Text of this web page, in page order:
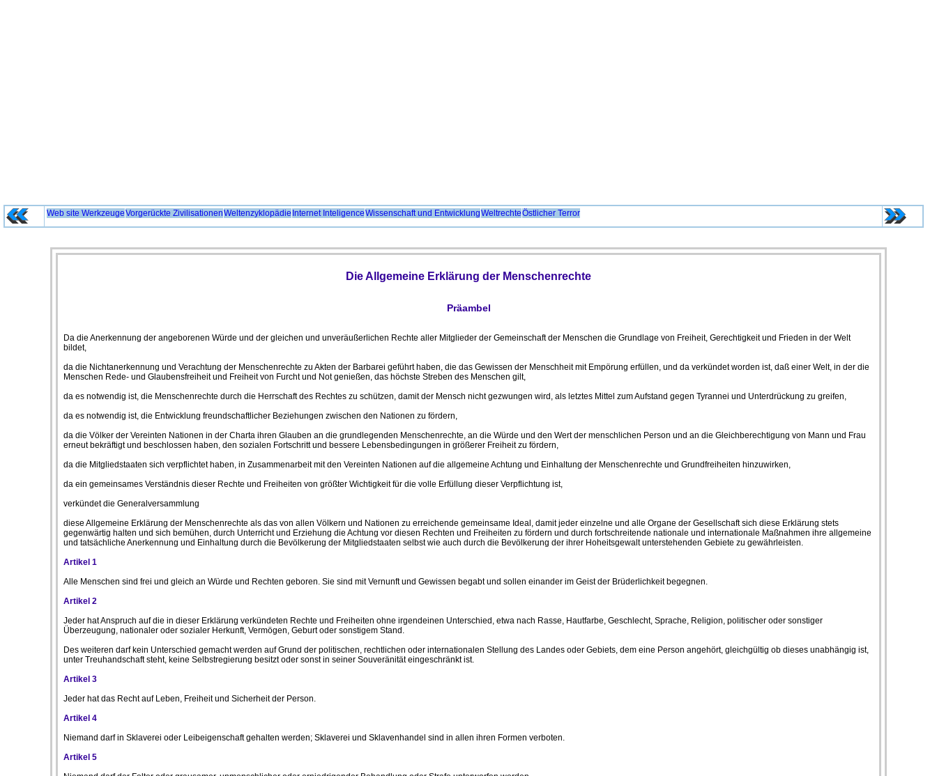
Web site WerkzeugeVorgerückte ZivilisationenWeltenzyklopädie Internet InteligenceWissenschaft und EntwicklungWeltrechteÖstlicher Terror
Die Allgemeine Erklärung der Menschenrechte
Präambel
Da die Anerkennung der angeborenen Würde und der gleichen und unveräußerlichen Rechte aller Mitglieder der Gemeinschaft der Menschen die Grundlage von Freiheit, Gerechtigkeit und Frieden in der Welt
bildet,
da die Nichtanerkennung und Verachtung der Menschenrechte zu Akten der Barbarei geführt haben, die das Gewissen der Menschheit mit Empörung erfüllen, und da verkündet worden ist, daß einer Welt, in der die
Menschen Rede- und Glaubensfreiheit und Freiheit von Furcht und Not genießen, das höchste Streben des Menschen gilt,
da es notwendig ist, die Menschenrechte durch die Herrschaft des Rechtes zu schützen, damit der Mensch nicht gezwungen wird, als letztes Mittel zum Aufstand gegen Tyrannei und Unterdrückung zu greifen,
da es notwendig ist, die Entwicklung freundschaftlicher Beziehungen zwischen den Nationen zu fördern,
da die Völker der Vereinten Nationen in der Charta ihren Glauben an die grundlegenden Menschenrechte, an die Würde und den Wert der menschlichen Person und an die Gleichberechtigung von Mann und Frau
erneut bekräftigt und beschlossen haben, den sozialen Fortschritt und bessere Lebensbedingungen in größerer Freiheit zu fördern,
da die Mitgliedstaaten sich verpflichtet haben, in Zusammenarbeit mit den Vereinten Nationen auf die allgemeine Achtung und Einhaltung der Menschenrechte und Grundfreiheiten hinzuwirken,
da ein gemeinsames Verständnis dieser Rechte und Freiheiten von größter Wichtigkeit für die volle Erfüllung dieser Verpflichtung ist,
verkündet die Generalversammlung
diese Allgemeine Erklärung der Menschenrechte als das von allen Völkern und Nationen zu erreichende gemeinsame Ideal, damit jeder einzelne und alle Organe der Gesellschaft sich diese Erklärung stets
gegenwärtig halten und sich bemühen, durch Unterricht und Erziehung die Achtung vor diesen Rechten und Freiheiten zu fördern und durch fortschreitende nationale und internationale Maßnahmen ihre allgemeine
und tatsächliche Anerkennung und Einhaltung durch die Bevölkerung der Mitgliedstaaten selbst wie auch durch die Bevölkerung der ihrer Hoheitsgewalt unterstehenden Gebiete zu gewährleisten.
Artikel 1
Alle Menschen sind frei und gleich an Würde und Rechten geboren. Sie sind mit Vernunft und Gewissen begabt und sollen einander im Geist der Brüderlichkeit begegnen.
Artikel 2
Jeder hat Anspruch auf die in dieser Erklärung verkündeten Rechte und Freiheiten ohne irgendeinen Unterschied, etwa nach Rasse, Hautfarbe, Geschlecht, Sprache, Religion, politischer oder sonstiger
Überzeugung, nationaler oder sozialer Herkunft, Vermögen, Geburt oder sonstigem Stand.
Des weiteren darf kein Unterschied gemacht werden auf Grund der politischen, rechtlichen oder internationalen Stellung des Landes oder Gebiets, dem eine Person angehört, gleichgültig ob dieses unabhängig ist,
unter Treuhandschaft steht, keine Selbstregierung besitzt oder sonst in seiner Souveränität eingeschränkt ist.
Artikel 3
Jeder hat das Recht auf Leben, Freiheit und Sicherheit der Person.
Artikel 4
Niemand darf in Sklaverei oder Leibeigenschaft gehalten werden; Sklaverei und Sklavenhandel sind in allen ihren Formen verboten.
Artikel 5